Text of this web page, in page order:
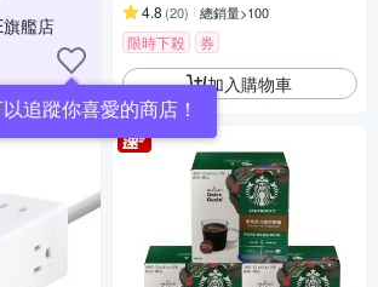
艦店
追蹤你喜愛的商店！
4.8 (20) 總銷量>100
限時下殺 券
加入購物車